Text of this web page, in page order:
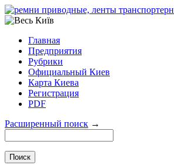
Главная
Предприятия
Рубрики
Официальный Киев
Карта Киева
Регистрация
PDF
Расширенный поиск →